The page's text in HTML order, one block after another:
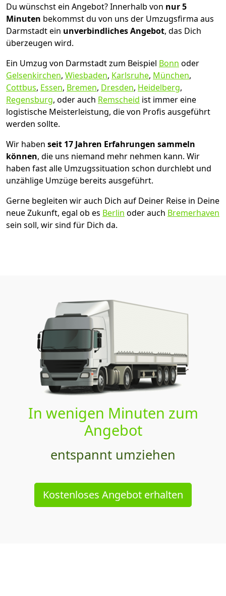
Du wünschst ein Angebot? Innerhalb von nur 5
Minuten bekommst du von uns der Umzugsfirma aus
Darmstadt ein unverbindliches Angebot, das Dich
überzeugen wird.
Ein Umzug von Darmstadt zum Beispiel Bonn oder
Gelsenkirchen, Wiesbaden, Karlsruhe, München,
Cottbus, Essen, Bremen, Dresden, Heidelberg,
Regensburg, oder auch Remscheid ist immer eine
logistische Meisterleistung, die von Profis ausgeführt
werden sollte.
Wir haben seit 17 Jahren Erfahrungen sammeln
können, die uns niemand mehr nehmen kann. Wir
haben fast alle Umzugssituation schon durchlebt und
unzählige Umzüge bereits ausgeführt.
Gerne begleiten wir auch Dich auf Deiner Reise in Deine
neue Zukunft, egal ob es Berlin oder auch Bremer­haven
sein soll, wir sind für Dich da.
In wenigen Minuten zum
Angebot
entspannt umziehen
Kostenloses Angebot erhalten